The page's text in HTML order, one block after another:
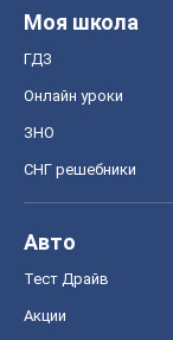
Моя школа
ГДЗ
Онлайн уроки
ЗНО
СНГ решебники
Авто
Тест Драйв
Акции